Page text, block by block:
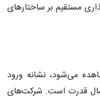
مستقیم بر ساختارهای
می‌شود، نشانه ورود
قدرت است. شرکت‌های